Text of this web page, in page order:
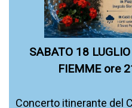
SABATO 18
FIEMME ore
Concerto itinerante del